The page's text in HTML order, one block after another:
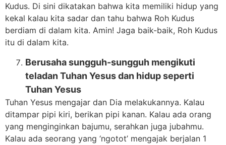
Kudus. Di sini dikatakan bahwa kita memiliki hidup yang
kekal kalau kita sadar dan tahu bahwa Roh Kudus
berdiam di dalam kita. Amin! Jaga baik-baik, Roh Kudus
itu di dalam kita.
Berusaha sungguh-sungguh mengikuti
teladan Tuhan Yesus dan hidup seperti
Tuhan Yesus
Tuhan Yesus mengajar dan Dia melakukannya. Kalau
ditampar pipi kiri, berikan pipi kanan. Kalau ada orang
yang menginginkan bajumu, serahkan juga jubahmu.
Kalau ada seorang yang ‘ngotot’ mengajak berjalan 1